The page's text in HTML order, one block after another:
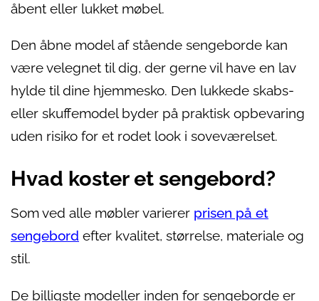
åbent eller lukket møbel.
Den åbne model af stående sengeborde kan
være velegnet til dig, der gerne vil have en lav
hylde til dine hjemmesko. Den lukkede skabs-
eller skuffemodel byder på praktisk opbevaring
uden risiko for et rodet look i soveværelset.
Hvad koster et sengebord?
Som ved alle møbler varierer prisen på et
sengebord efter kvalitet, størrelse, materiale og
stil.
De billigste modeller inden for sengeborde er